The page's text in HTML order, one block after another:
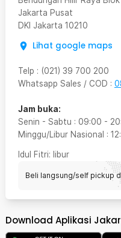
Jakarta Pusat
DKI Jakarta 10210
Lihat google maps
Telp : (021) 39 700 200
Whatsapp Sales / COD :
Jam buka:
Senin - Sabtu : 09:00 -
Minggu/Libur Nasional :
Idul Fitri: libur
Beli langsung/self pickup
Download Aplikasi